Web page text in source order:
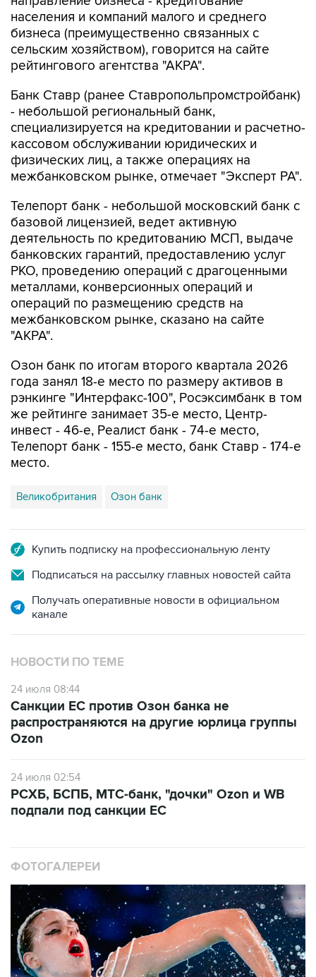
бизнеса (преимущественно связанных с
сельским хозяйством), говорится на сайте
рейтингового агентства "АКРА".
Банк Ставр (ранее Ставропольпромстройбанк)
специализируется на кредитовании и расчетно-
кассовом обслуживании юридических и
физических лиц, а также операциях на
межбанковском рынке, отмечает "Эксперт РА".
Телепорт банк - небольшой московский банк с
деятельность по кредитованию МСП, выдаче
банковских гарантий, предоставлению услуг
РКО, проведению операций с драгоценными
металлами, конверсионных операций и
операций по размещению средств на
межбанковском рынке, сказано на сайте
"АКРА".
Озон банк по итогам второго квартала 2026
рэнкинге "Интерфакс-100", Росэксимбанк в том
же рейтинге занимает 35-е место, Центр-
инвест - 46-е, Реалист банк - 74-е место,
Телепорт банк - 155-е место, банк Ставр - 174-е
место.
Великобритания
Подписаться на рассылку главных новостей сайта
Получать оперативные новости в официальном
НОВОСТИ ПО ТЕМЕ
24 июля 08:44
распространяются на другие юрлица группы
Ozon
подпали под санкции ЕС